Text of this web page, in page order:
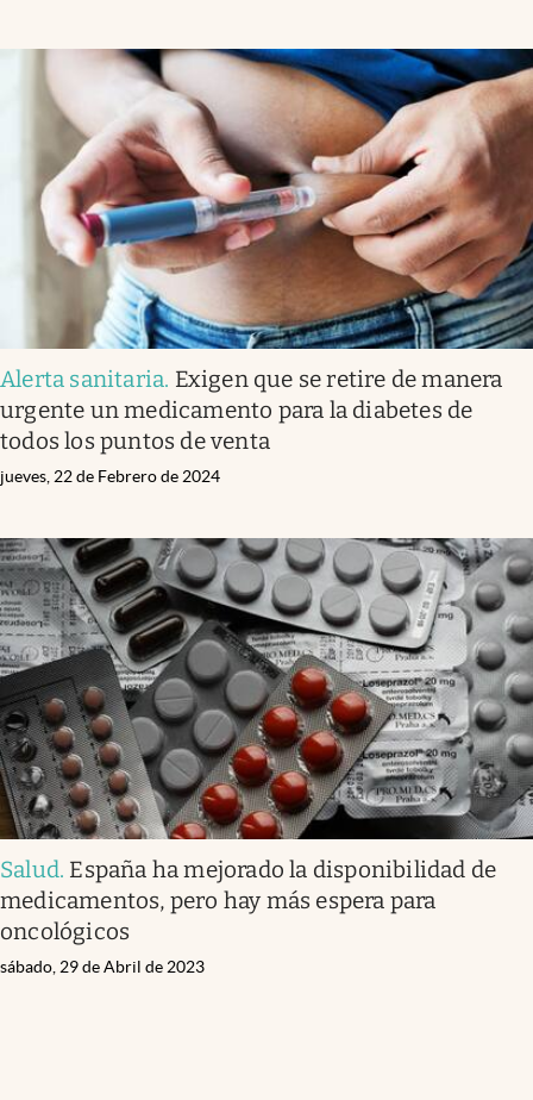
Alerta sanitaria. Exigen que se retire de manera
urgente un medicamento para la diabetes de
todos los puntos de venta
jueves, 22 de Febrero de 2024
Salud. España ha mejorado la disponibilidad de
medicamentos, pero hay más espera para
oncológicos
sábado, 29 de Abril de 2023